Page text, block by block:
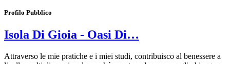
Profilo Pubblico
Isola Di Gioia - Oasi Di…
Attraverso le mie pratiche e i miei studi, contribuisco al benessere a